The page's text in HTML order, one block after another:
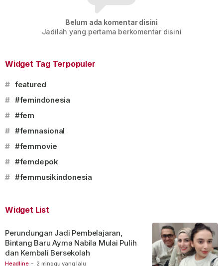
Belum ada komentar disini
Jadilah yang pertama berkomentar disini
Widget Tag Terpopuler
# featured
# #femindonesia
# #fem
# #femnasional
# #femmovie
# #femdepok
# #femmusikindonesia
Widget List
Headline - 2 minggu yang lalu
Perundungan Jadi Pembelajaran,
Bintang Baru Ayma Nabila Mulai Pulih
dan Kembali Bersekolah